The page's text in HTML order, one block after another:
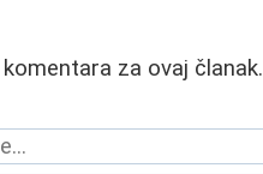
za ovaj članak.